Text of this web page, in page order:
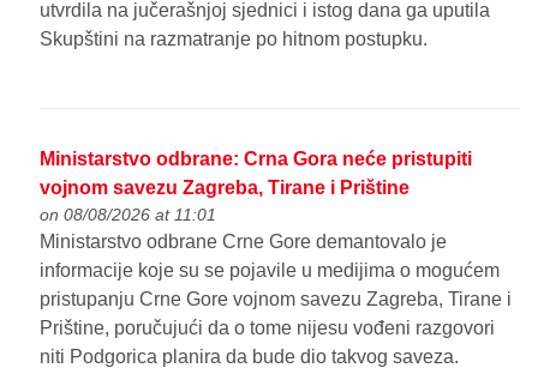
utvrdila na jučerašnjoj sjednici i istog dana ga uputila
Skupštini na razmatranje po hitnom postupku.
Ministarstvo odbrane: Crna Gora neće pristupiti
vojnom savezu Zagreba, Tirane i Prištine
on 08/08/2026 at 11:01
Ministarstvo odbrane Crne Gore demantovalo je
informacije koje su se pojavile u medijima o mogućem
pristupanju Crne Gore vojnom savezu Zagreba, Tirane i
Prištine, poručujući da o tome nijesu vođeni razgovori
niti Podgorica planira da bude dio takvog saveza.